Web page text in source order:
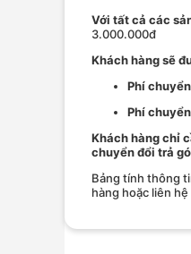
Với tất cả các
3.000.000đ
Khách hàng sẽ
Phí
Phí
Khách hàng chỉ
chuyển đổi trả
Bảng tính thông
hàng hoặc liên